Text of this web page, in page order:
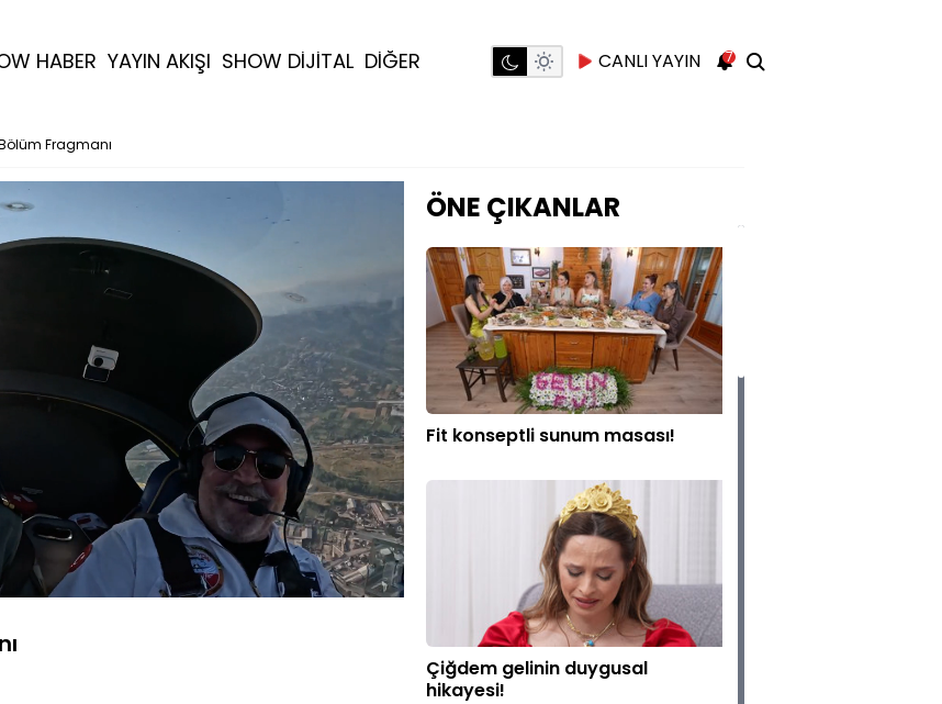
HABER YAYIN AKIŞI SHOW DİJİTAL DİĞER CANLI YAYIN 7
Fragmanı
1080P
Oynatma
Hızı
ÖNE ÇIKANLAR
Fit konseptli sunum masası!
Çiğdem gelinin duygusal
hikayesi!